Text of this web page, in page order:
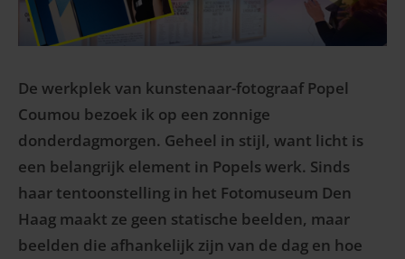
De werkplek van kunstenaar-fotograaf Popel
Coumou bezoek ik op een zonnige
donderdagmorgen. Geheel in stijl, want licht is
een belangrijk element in Popels werk. Sinds
haar tentoonstelling in het Fotomuseum Den
Haag maakt ze geen statische beelden, maar
beelden die afhankelijk zijn van de dag en hoe